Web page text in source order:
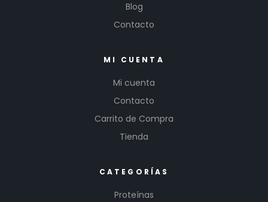
Blog
Contacto
MI CUENTA
Mi cuenta
Contacto
Carrito de Compra
Tienda
CATEGORÍAS
Proteínas